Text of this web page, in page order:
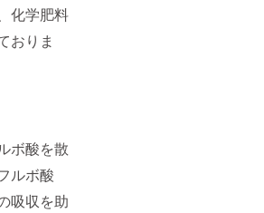
化学肥料
おりま
ボ酸を散
ルボ酸
吸収を助